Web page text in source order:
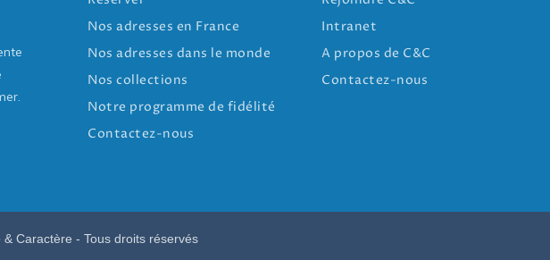
Nos adresses en France
Nos adresses dans le monde
Nos collections
Notre programme de fidélité
Contactez-nous
Intranet
A propos de C&C
Contactez-nous
& Caractère - Tous droits réservés